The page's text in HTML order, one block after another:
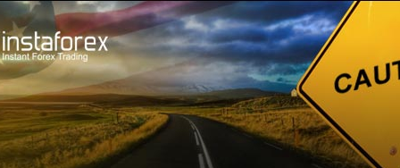
Untuk Pedagang Berita Pasaran Forex